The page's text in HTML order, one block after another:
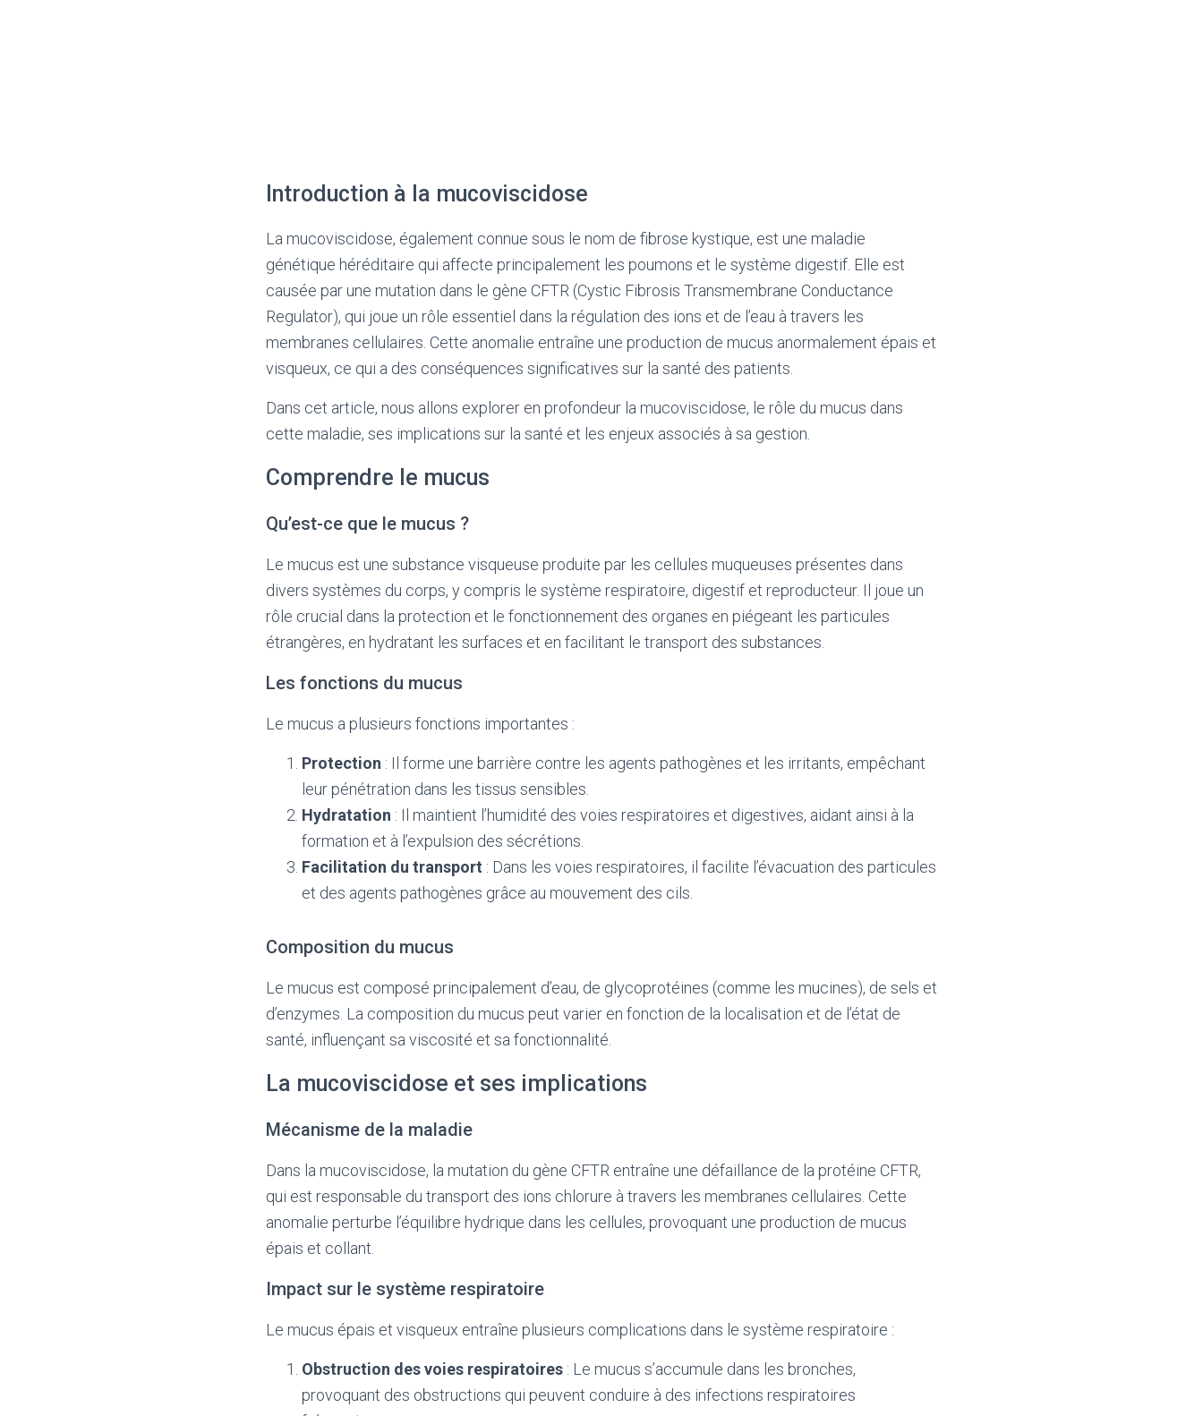
Introduction à la mucoviscidose
La mucoviscidose, également connue sous le nom de fibrose kystique, est une maladie
génétique héréditaire qui affecte principalement les poumons et le système digestif. Elle est
causée par une mutation dans le gène CFTR (Cystic Fibrosis Transmembrane Conductance
Regulator), qui joue un rôle essentiel dans la régulation des ions et de l’eau à travers les
membranes cellulaires. Cette anomalie entraîne une production de mucus anormalement épais et
visqueux, ce qui a des conséquences significatives sur la santé des patients.
Dans cet article, nous allons explorer en profondeur la mucoviscidose, le rôle du mucus dans
cette maladie, ses implications sur la santé et les enjeux associés à sa gestion.
Comprendre le mucus
Qu’est-ce que le mucus ?
Le mucus est une substance visqueuse produite par les cellules muqueuses présentes dans
divers systèmes du corps, y compris le système respiratoire, digestif et reproducteur. Il joue un
rôle crucial dans la protection et le fonctionnement des organes en piégeant les particules
étrangères, en hydratant les surfaces et en facilitant le transport des substances.
Les fonctions du mucus
Le mucus a plusieurs fonctions importantes :
Protection : Il forme une barrière contre les agents pathogènes et les irritants, empêchant
leur pénétration dans les tissus sensibles.
Hydratation : Il maintient l’humidité des voies respiratoires et digestives, aidant ainsi à la
formation et à l’expulsion des sécrétions.
Facilitation du transport : Dans les voies respiratoires, il facilite l’évacuation des particules
et des agents pathogènes grâce au mouvement des cils.
Composition du mucus
Le mucus est composé principalement d’eau, de glycoprotéines (comme les mucines), de sels et
d’enzymes. La composition du mucus peut varier en fonction de la localisation et de l’état de
santé, influençant sa viscosité et sa fonctionnalité.
La mucoviscidose et ses implications
Mécanisme de la maladie
Dans la mucoviscidose, la mutation du gène CFTR entraîne une défaillance de la protéine CFTR,
qui est responsable du transport des ions chlorure à travers les membranes cellulaires. Cette
anomalie perturbe l’équilibre hydrique dans les cellules, provoquant une production de mucus
épais et collant.
Impact sur le système respiratoire
Le mucus épais et visqueux entraîne plusieurs complications dans le système respiratoire :
Obstruction des voies respiratoires : Le mucus s’accumule dans les bronches,
provoquant des obstructions qui peuvent conduire à des infections respiratoires